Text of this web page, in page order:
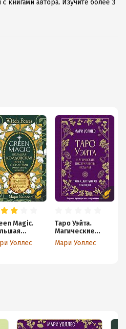
книгами автора. Изучите более 3
произведениями даже без
Magic.
о силе
для
Уоллес
Таро Уэйта.
Магические
инструменты
ведьмы. Тайна,
Мари Уоллес